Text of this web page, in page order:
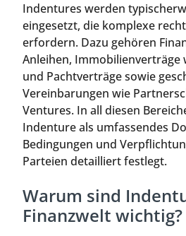
Indentures werden
eingesetzt, die komplexe
erfordern. Dazu gehören
Anleihen, Immobilienverträge
und Pachtverträge sowie
Vereinbarungen wie
Ventures. In all diesen
Indenture als umfassendes
Bedingungen und
Parteien detailliert festlegt.
Warum sind
Finanzwelt wichtig?